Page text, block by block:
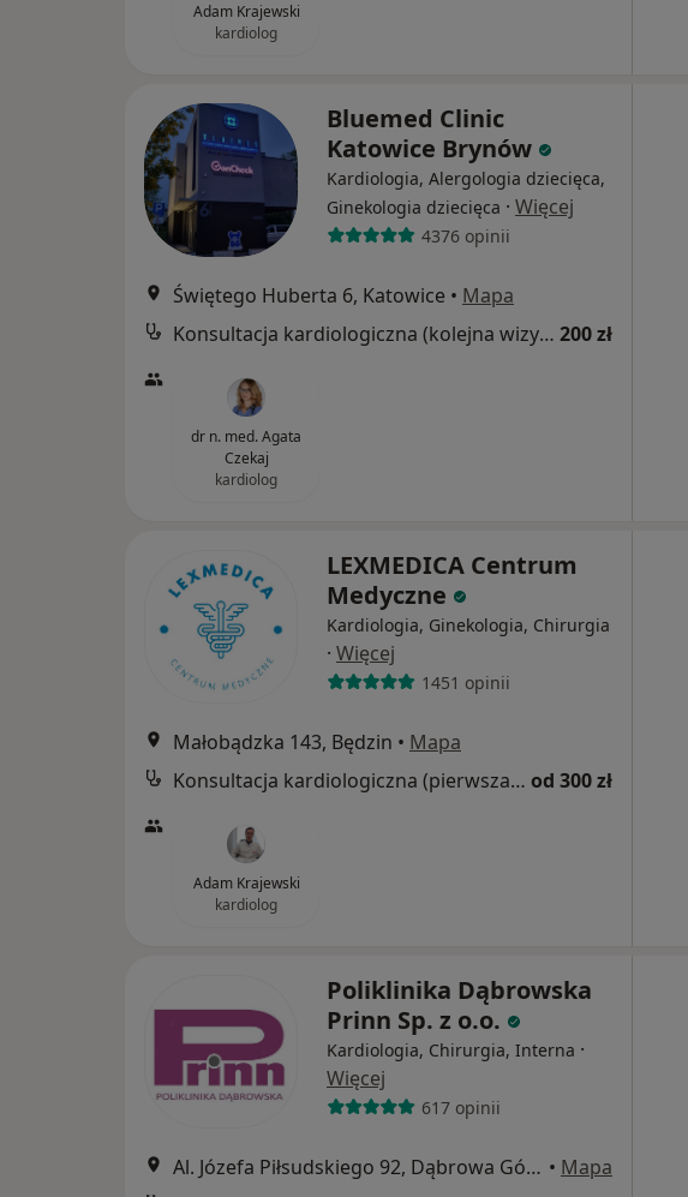
Adam Krajewski
kardiolog
Bluemed Clinic
Katowice Brynów
Kardiologia, Alergologia dziecięca,
Ginekologia dziecięca · Więcej
4376 opinii
Świętego Huberta 6, Katowice • Mapa
Konsultacja kardiologiczna (kolejna wizyta) 200 zł
dr n. med. Agata
Czekaj
kardiolog
LEXMEDICA Centrum
Medyczne
Kardiologia, Ginekologia, Chirurgia
· Więcej
1451 opinii
Małobądzka 143, Będzin • Mapa
Konsultacja kardiologiczna (pierwsza wizyta) od 300 zł
Adam Krajewski
kardiolog
Poliklinika Dąbrowska
Prinn Sp. z o.o.
Kardiologia, Chirurgia, Interna ·
Więcej
617 opinii
Al. Józefa Piłsudskiego 92, Dąbrowa Górnicza • Mapa